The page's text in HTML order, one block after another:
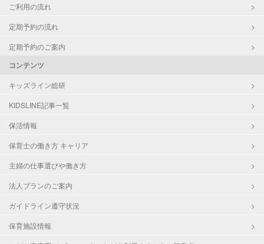
ご利用の流れ
定期予約の流れ
定期予約のご案内
コンテンツ
キッズライン総研
KIDSLINE記事一覧
保活情報
保育士の働き方 キャリア
主婦の仕事選びや働き方
法人プランのご案内
ガイドライン遵守状況
保育施設情報